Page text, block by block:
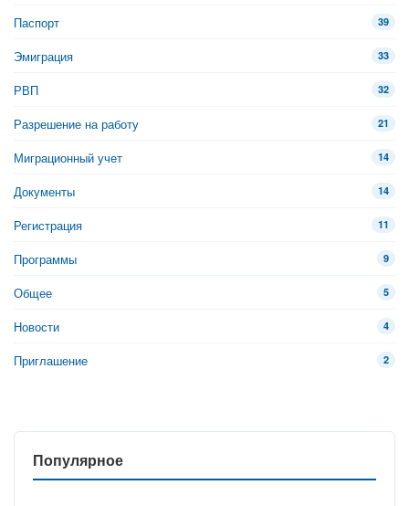
Паспорт 39
Эмиграция 33
РВП 32
Разрешение на работу 21
Миграционный учет 14
Документы 14
Регистрация 11
Программы 9
Общее 5
Новости 4
Приглашение 2
Популярное